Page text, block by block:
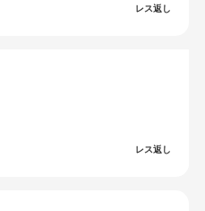
レス返し
レス返し